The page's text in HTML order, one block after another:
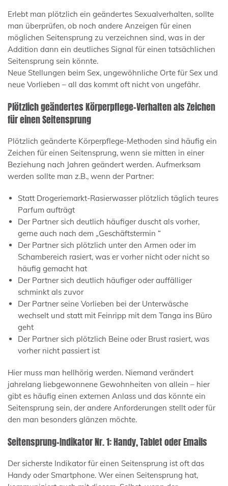
Erlebt man plötzlich ein geändertes Sexualverhalten, sollte
man überprüfen, ob noch andere Anzeigen für einen
möglichen Seitensprung zu verzeichnen sind, was in der
Addition dann ein deutliches Signal für einen tatsächlichen
Seitensprung sein könnte.
Neue Stellungen beim Sex, ungewöhnliche Orte für Sex und
neue Vorlieben – all das kommt oft nicht von ungefähr.
Plötzlich geändertes Körperpflege-Verhalten als Zeichen
für einen Seitensprung
Plötzlich geänderte Körperpflege-Methoden sind häufig ein
Zeichen für einen Seitensprung, wenn sie mitten in einer
Beziehung nach Jahren geändert werden. Aufmerksam
werden sollte man z.B., wenn der Partner:
Statt Drogeriemarkt-Rasierwasser plötzlich täglich teures
Parfum aufträgt
Der Partner sich deutlich häufiger duscht als vorher,
gerne auch nach dem „Geschäftstermin “
Der Partner sich plötzlich unter den Armen oder im
Schambereich rasiert, was er vorher nicht oder nicht so
häufig gemacht hat
Der Partner sich deutlich häufiger oder auffälliger
schminkt als zuvor
Der Partner seine Vorlieben bei der Unterwäsche
wechselt und statt mit Feinripp mit dem Tanga ins Büro
geht
Der Partner sich plötzlich Beine oder Brust rasiert, was
vorher nicht passiert ist
Hier muss man hellhörig werden. Niemand verändert
jahrelang liebgewonnene Gewohnheiten von allein – hier
gibt es häufig einen externen Anlass und das könnte ein
Seitensprung sein, der andere Anforderungen stellt oder für
den man besonders glänzen möchte.
Seitensprung-Indikator Nr. 1: Handy, Tablet oder Emails
Der sicherste Indikator für einen Seitensprung ist oft das
Handy oder Smartphone. Wer einen Seitensprung hat,